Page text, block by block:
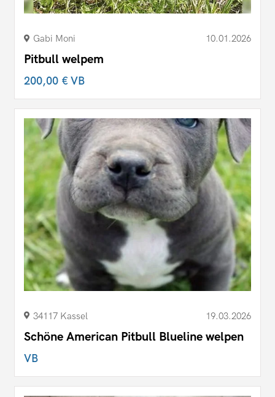
Gabi Moni 10.01.2026
Pitbull welpem
200,00 €VB
34117 Kassel 19.03.2026
Schöne American Pitbull Blueline welpen
VB